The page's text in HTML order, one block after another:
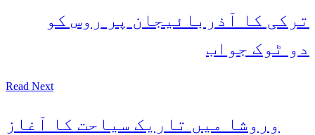
ترکی کا آذربائیجان پر روس کو
دو ٹوک جواب
Read Next
وروشا میں تاریک سیاحت کا آغاز